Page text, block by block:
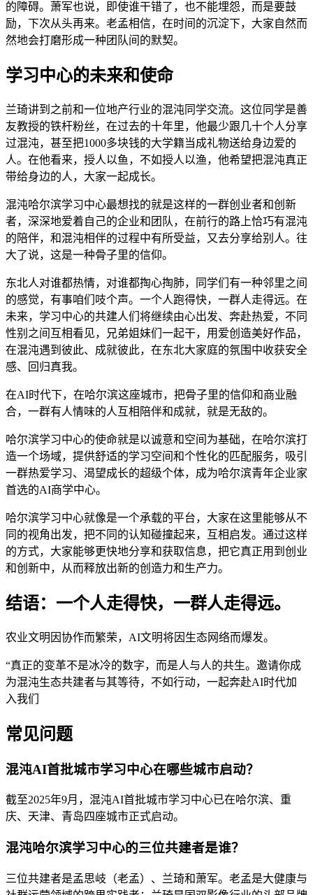
的障碍。萧军也说，即使谁干错了，也不能埋怨，而是要鼓
励，下次从头再来。老孟相信，在时间的沉淀下，大家自然而
然地会打磨形成一种团队间的默契。
学习中心的未来和使命
兰琦讲到之前和一位地产行业的混沌同学交流。这位同学是善
友教授的铁杆粉丝，在过去的十年里，他最少跟几十个人分享
过混沌，甚至把1000多块钱的大学籍当成礼物送给身边爱的
人。在他看来，授人以鱼，不如授人以渔，他希望把混沌真正
带给身边的人，大家一起成长。
混沌哈尔滨学习中心最想找的就是这样的一群创业者和创新
者，深深地爱着自己的企业和团队，在前行的路上恰巧有混沌
的陪伴，和混沌相伴的过程中有所受益，又去分享给别人。往
大了说，这是一种骨子里的信仰。
东北人对谁都热情，对谁都掏心掏肺，同学们有一种邻里之间
的感觉，有事咱们吱个声。一个人跑得快，一群人走得远。在
未来，学习中心的共建人们将继续由心出发、奔赴热爱，不同
性别之间互相看见，兄弟姐妹们一起干，用爱创造美好作品，
在混沌遇到彼此、成就彼此，在东北大家庭的氛围中收获安全
感、回归真我。
在AI时代下，在哈尔滨这座城市，把骨子里的信仰和商业融
合，一群有人情味的人互相陪伴和成就，就是无敌的。
哈尔滨学习中心的使命就是以诚意和空间为基础，在哈尔滨打
造一个场域，提供舒适的学习空间和个性化的匹配服务，吸引
一群热爱学习、渴望成长的超级个体，成为哈尔滨青年企业家
首选的AI商学中心。
哈尔滨学习中心就像是一个承载的平台，大家在这里能够从不
同的视角出发，把不同的认知碰撞起来，互相启发。通过这样
的方式，大家能够更快地分享和获取信息，把它真正用到创业
和创新中，从而释放出新的创造力和生产力。
结语：一个人走得快，一群人走得远。
农业文明因协作而繁荣，AI文明将因生态网络而爆发。
“真正的变革不是冰冷的数字，而是人与人的共生。邀请你成
为混沌生态共建者与其等待，不如行动，一起奔赴AI时代加
入我们
常见问题
混沌AI首批城市学习中心在哪些城市启动？
截至2025年9月，混沌AI首批城市学习中心已在哈尔滨、重
庆、天津、青岛四座城市正式启动。
混沌哈尔滨学习中心的三位共建者是谁？
三位共建者是孟思岐（老孟）、兰琦和萧军。老孟是大健康与